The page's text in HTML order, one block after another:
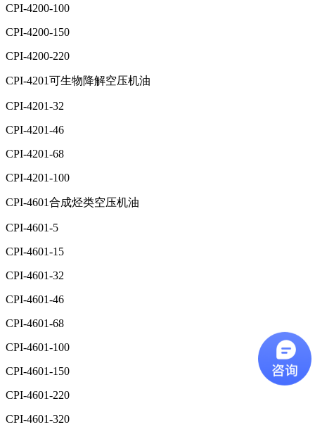
CPI-4200-100
CPI-4200-150
CPI-4200-220
CPI-4201可生物降解空压机油
CPI-4201-32
CPI-4201-46
CPI-4201-68
CPI-4201-100
CPI-4601合成烃类空压机油
CPI-4601-5
CPI-4601-15
CPI-4601-32
CPI-4601-46
CPI-4601-68
CPI-4601-100
CPI-4601-150
CPI-4601-220
CPI-4601-320